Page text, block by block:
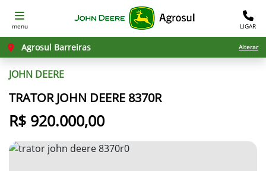
menu LIGAR
Agrosul Barreiras Alterar
JOHN DEERE
TRATOR JOHN DEERE 8370R
R$ 920.000,00